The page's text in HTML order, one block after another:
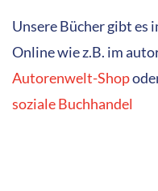
Unsere Bücher gibt es
Online wie z.B. im
Autorenwelt-Shop
soziale Buchhandel